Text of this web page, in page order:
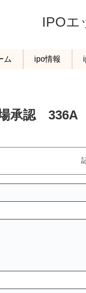
IPOエ
ム ipo情報
承認 336A